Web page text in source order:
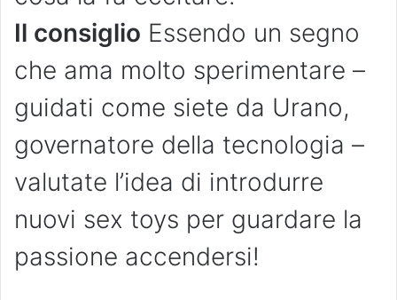
Il consiglio Essendo un segno
che ama molto sperimentare –
guidati come siete da Urano,
governatore della tecnologia –
valutate l’idea di introdurre
nuovi sex toys per guardare la
passione accendersi!